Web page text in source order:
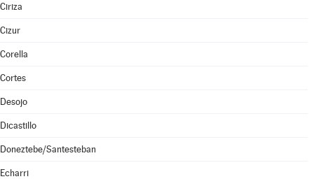
Ciriza
Cizur
Corella
Cortes
Desojo
Dicastillo
Doneztebe/Santesteban
Echarri